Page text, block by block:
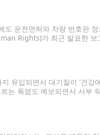
운전면허와 차량 번호판 정
Rights)가 최근 발표한 보
유입되면서 대기질이 '건강
는 폭염도 예보되면서 서부